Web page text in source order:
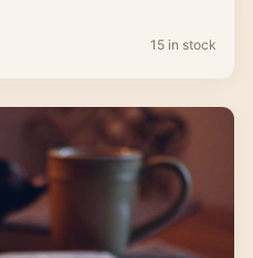
15 in stock